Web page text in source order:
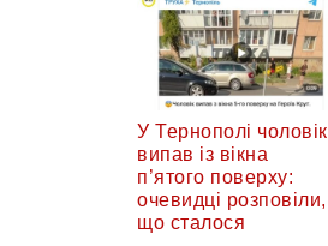
У Тернополі чоловік
випав із вікна
п’ятого поверху:
очевидці розповіли,
що сталося